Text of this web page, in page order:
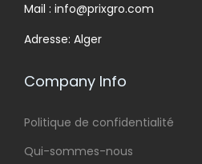
Mail : info@prixgro.com
Adresse: Alger
Company Info
Politique de confidentialité
Qui-sommes-nous